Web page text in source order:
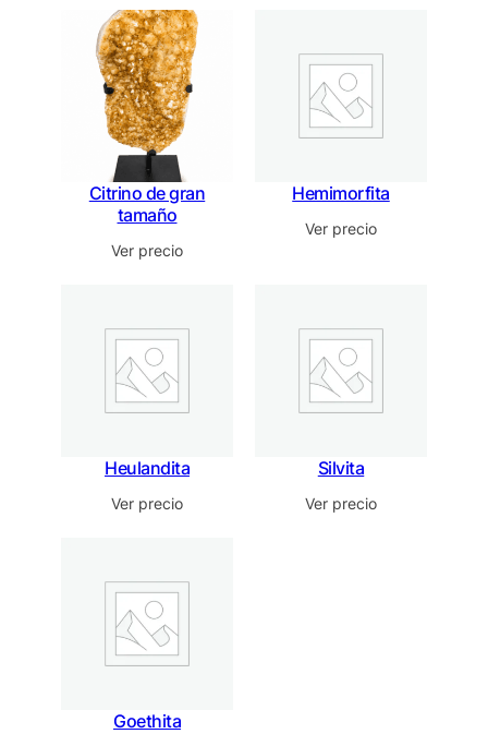
Citrino de gran
tamaño
Ver precio
Hemimorfita
Ver precio
Heulandita
Ver precio
Silvita
Ver precio
Goethita